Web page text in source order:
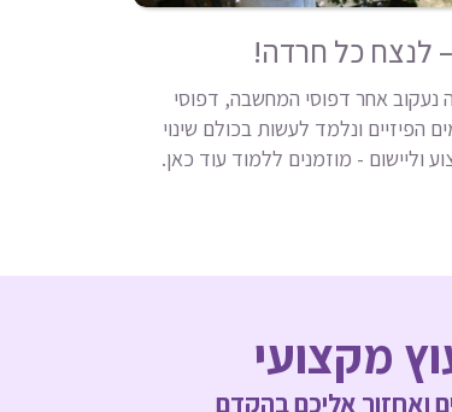
לנצח כל חרדה!
נעקוב אחר דפוסי המחשבה, דפוסי
הפיזיים ונלמד לעשות בכולם שינוי
וליישום - מוזמנים ללמוד עוד כאן.
מקצועי
ואחזור אליכם בהקדם